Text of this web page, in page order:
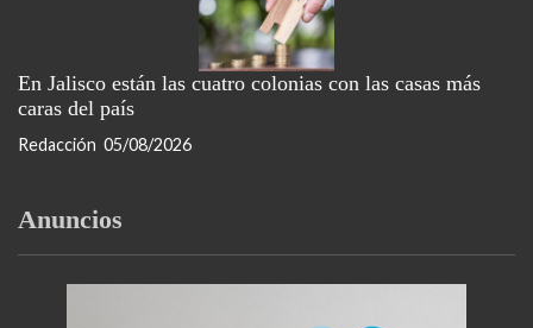
En Jalisco están las cuatro colonias con las casas más
caras del país
Redacción 05/08/2026
Anuncios